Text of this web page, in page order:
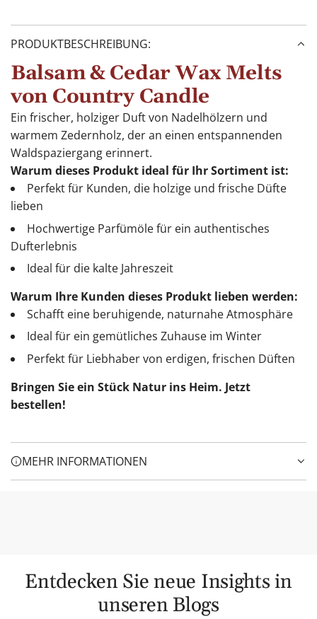
PRODUKTBESCHREIBUNG:
Balsam & Cedar Wax Melts
von Country Candle
Ein frischer, holziger Duft von Nadelhölzern und
warmem Zedernholz, der an einen entspannenden
Waldspaziergang erinnert.
Warum dieses Produkt ideal für Ihr Sortiment ist:
Perfekt für Kunden, die holzige und frische Düfte
lieben
Hochwertige Parfümöle für ein authentisches
Dufterlebnis
Ideal für die kalte Jahreszeit
Warum Ihre Kunden dieses Produkt lieben werden:
Schafft eine beruhigende, naturnahe Atmosphäre
Ideal für ein gemütliches Zuhause im Winter
Perfekt für Liebhaber von erdigen, frischen Düften
Bringen Sie ein Stück Natur ins Heim. Jetzt
bestellen!
MEHR INFORMATIONEN
Entdecken Sie neue Insights in
unseren Blogs